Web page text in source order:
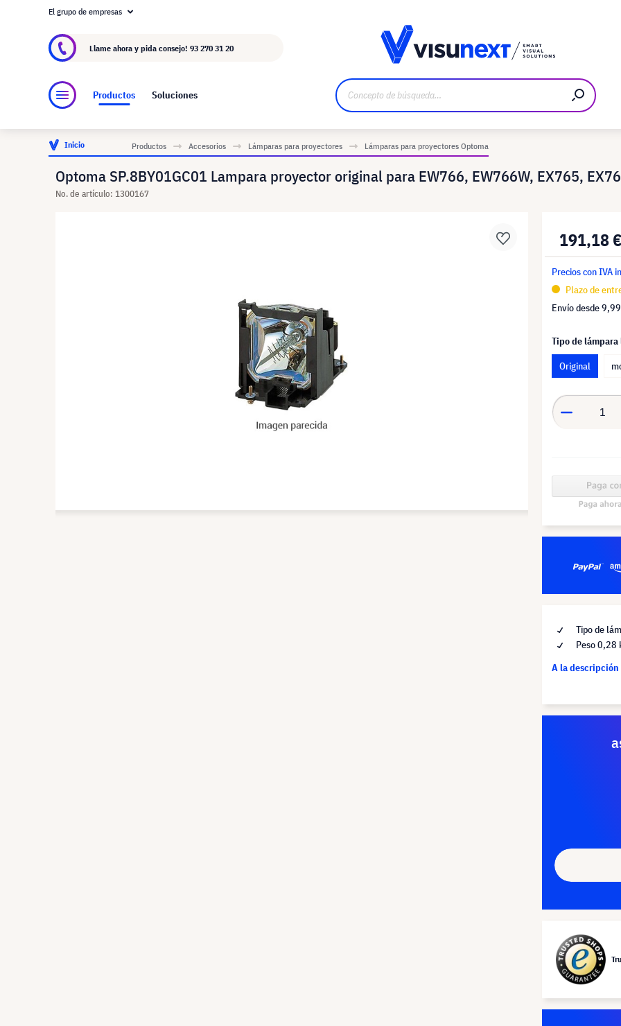
Acerca de visunext.es
El grupo de empresas
Llame ahora y pida consejo! 93 270 31 20
Productos Soluciones
Inicio Productos Accesorios Lámparas para proyectores Lámparas para proyectores Optoma
Optoma SP.8BY01GC01 Lampara proyector original para EW766, EW766W, EX765,
No. de artículo: 1300167
191,18
Precios con IVA
Plazo de
Envío desde
Tipo de
Original
Tipo de
Peso 0,28
A la